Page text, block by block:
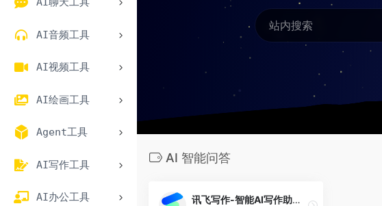
AI音频工具
AI视频工具
AI绘画工具
Agent工具
AI写作工具
AI办公工具
AI 智能问答
讯飞写作-智能AI写作助手-在线AI写作软件